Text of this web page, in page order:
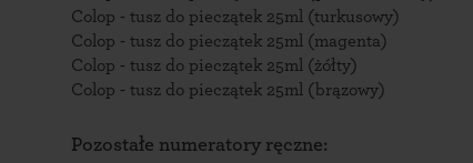
Colop - tusz do pieczątek 25ml (turkusowy)
Colop - tusz do pieczątek 25ml (magenta)
Colop - tusz do pieczątek 25ml (żółty)
Colop - tusz do pieczątek 25ml (brązowy)
Pozostałe numeratory ręczne: